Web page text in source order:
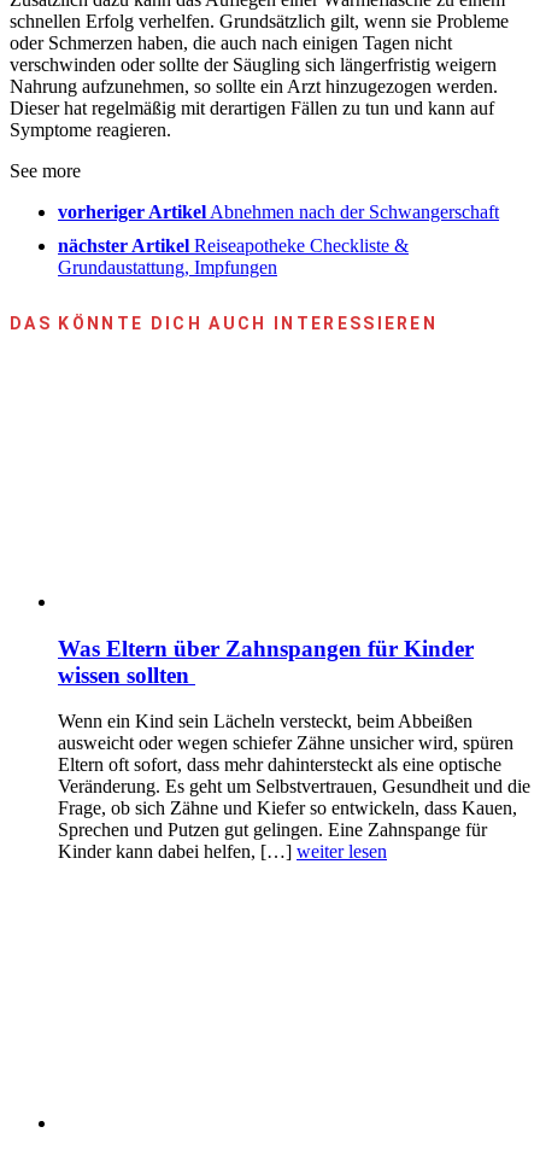
schnellen Erfolg verhelfen. Grundsätzlich gilt, wenn sie Probleme
oder Schmerzen haben, die auch nach einigen Tagen nicht
verschwinden oder sollte der Säugling sich längerfristig weigern
Nahrung aufzunehmen, so sollte ein Arzt hinzugezogen werden.
Dieser hat regelmäßig mit derartigen Fällen zu tun und kann auf
Symptome reagieren.
See more
vorheriger Artikel Abnehmen nach der Schwangerschaft
nächster Artikel Reiseapotheke Checkliste &
Grundaustattung, Impfungen
DAS KÖNNTE DICH AUCH INTERESSIEREN
Was Eltern über Zahnspangen für Kinder
wissen sollten
Wenn ein Kind sein Lächeln versteckt, beim Abbeißen
ausweicht oder wegen schiefer Zähne unsicher wird, spüren
Eltern oft sofort, dass mehr dahintersteckt als eine optische
Veränderung. Es geht um Selbstvertrauen, Gesundheit und die
Frage, ob sich Zähne und Kiefer so entwickeln, dass Kauen,
Sprechen und Putzen gut gelingen. Eine Zahnspange für
Kinder kann dabei helfen, […] weiter lesen